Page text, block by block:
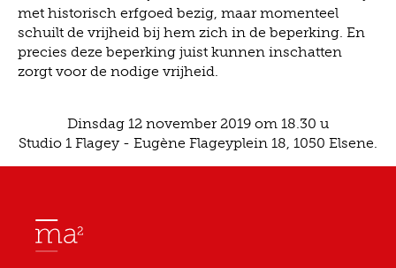
met historisch erfgoed bezig, maar momenteel
schuilt de vrijheid bij hem zich in de beperking. En
precies deze beperking juist kunnen inschatten
zorgt voor de nodige vrijheid.
Dinsdag 12 november 2019 om 18.30 u
Studio 1 Flagey - Eugène Flageyplein 18, 1050 Elsene.